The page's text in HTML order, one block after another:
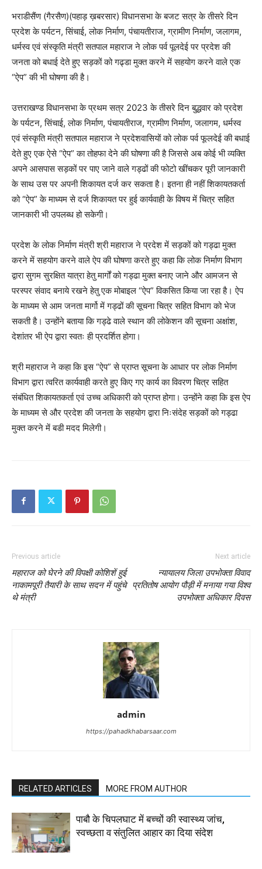
भराडीसैंण (गैरसैण)(पहाड़ ख़बरसार) विधानसभा के बजट सत्र के तीसरे दिन
प्रदेश के पर्यटन, सिंचाई, लोक निर्माण, पंचायतीराज, ग्रामीण निर्माण, जलागम,
धर्मस्व एवं संस्कृति मंत्री सतपाल महाराज ने लोक पर्व पूलदेई पर प्रदेश की
जनता को बधाई देते हुए सड़कों को गढ्डा मुक्त करने में सहयोग करने वाले एक
“ऐप” की भी घोषणा की है।
उत्तराखण्ड विधानसभा के प्रथम सत्र 2023 के तीसरे दिन बुद्धवार को प्रदेश
के पर्यटन, सिंचाई, लोक निर्माण, पंचायतीराज, ग्रामीण निर्माण, जलागम, धर्मस्व
एवं संस्कृति मंत्री सतपाल महाराज ने प्रदेशवासियों को लोक पर्व फूलदेई की बधाई
देते हुए एक ऐसे “ऐप” का तोहफा देने की घोषणा की है जिससे अब कोई भी व्यक्ति
अपने आसपास सड़कों पर पाए जाने वाले गड्ढों की फोटो खींचकर पूरी जानकारी
के साथ उस पर अपनी शिकायत दर्ज कर सकता है। इतना ही नहीं शिकायतकर्ता
को “ऐप” के माध्यम से दर्ज शिकायत पर हुई कार्यवाही के विषय में चित्र सहित
जानकारी भी उपलब्ध हो सकेगी।
प्रदेश के लोक निर्माण मंत्री श्री महाराज ने प्रदेश में सड़कों को गड्ढा मुक्त
करने में सहयोग करने वाले ऐप की घोषणा करते हुए कहा कि लोक निर्माण विभाग
द्वारा सुगम सुरक्षित यात्रा हेतु मार्गों को गड्ढा मुक्त बनाए जाने और आमजन से
परस्पर संवाद बनाये रखने हेतु एक मोबाइल “ऐप” विकसित किया जा रहा है। ऐप
के माध्यम से आम जनता मार्गो में गड्ढों की सूचना चित्र सहित विभाग को भेज
सकती है। उन्होंने बताया कि गड्ढे वाले स्थान की लोकेशन की सूचना अक्षांश,
देशांतर भी ऐप द्वारा स्वतः ही प्रदर्शित होगा।
श्री महाराज ने कहा कि इस “ऐप” से प्राप्त सूचना के आधार पर लोक निर्माण
विभाग द्वारा त्वरित कार्यवाही करते हुए किए गए कार्य का विवरण चित्र सहित
संबंधित शिकायतकर्ता एवं उच्च अधिकारी को प्राप्त होगा। उन्होंने कहा कि इस ऐप
के माध्यम से और प्रदेश की जनता के सहयोग द्वारा निःसंदेह सड़कों को गड्ढा
मुक्त करने में बडी मदद मिलेगी।
Previous article
महाराज को घेरने की विपक्षी कोशिशें हुई
नाकामपूरी तैयारी के साथ सदन में पहुंचे
थे मंत्री
Next article
न्यायालय जिला उपभोक्ता विवाद
प्रतितोष आयोग पौड़ी में मनाया गया विश्व
उपभोक्ता अधिकार दिवस
admin
https://pahadkhabarsaar.com
RELATED ARTICLES MORE FROM AUTHOR
पाबौ के चिपलघाट में बच्चों की स्वास्थ्य जांच,
स्वच्छता व संतुलित आहार का दिया संदेश